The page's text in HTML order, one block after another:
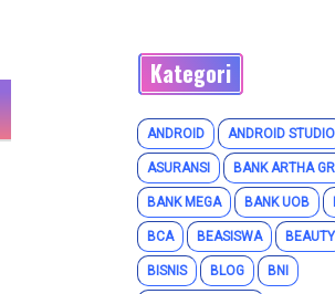
Kategori
ANDROID ANDROID STUDIO
ASURANSI BANK ARTHA
BANK MEGA BANK UOB
BCA BEASISWA BEAUTY
BISNIS BLOG BNI